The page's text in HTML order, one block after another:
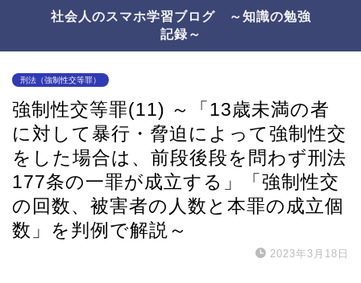
社会人のスマホ学習ブログ ～知識の勉強
記録～
刑法（強制性交等罪）
強制性交等罪(11) ～「13歳未満の者
に対して暴行・脅迫によって強制性交
をした場合は、前段後段を問わず刑法
177条の一罪が成立する」「強制性交
の回数、被害者の人数と本罪の成立個
数」を判例で解説～
2023年3月18日